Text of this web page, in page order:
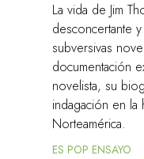
La vida de Jim
desconcertante
subversivas
documentación
novelista, su
indagación en la
Norteamérica.
ES POP ENSAYO